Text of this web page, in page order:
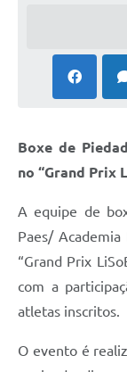
Boxe de
no “Grand Prix
A equipe de
Paes/
“Grand Prix
com a
atletas inscritos.
O evento é